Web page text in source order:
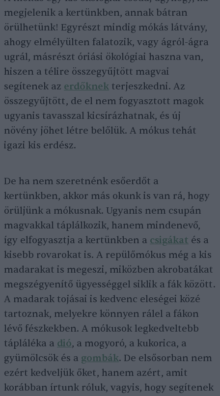
megjelenik a kertünkben, annak bátran
örülhetünk! Egyrészt mindig mókás látvány,
ahogy elmélyülten falatozik, vagy ágról-ágra
ugrál, másrészt óriási ökológiai haszna van,
hiszen a télire összegyűjtött magvai
segítenek az erdőknek terjeszkedni. Az
összegyűjtött, de el nem fogyasztott magok
ugyanis tavasszal kicsírázhatnak, és új
növény jöhet létre belőlük. A mókus tehát
igazi kis erdész.
De ha nem szeretnénk esőerdőt a
kertünkben, akkor más okunk is van rá, hogy
örüljünk a mókusnak. Ugyanis nem csupán
magvakkal táplálkozik, hanem mindenevő,
így elfogyasztja a kertünkben a csigákat és a
kisebb rovarokat is. A repülőmókus még a kis
madarakat is megeszi, miközben akrobatákat
megszégyenítő ügyességgel siklik a fák között.
A madarak tojásai is kedvenc eleségei közé
tartoznak, melyekre könnyen rálel a fákon
lévő fészkekben. A mókusok legkedveltebb
tápláléka a dió, a mogyoró, a kukorica, a
gyümölcsök és a gombák. De elsősorban nem
ezért kedveljük őket, hanem azért, amit
korábban írtunk róluk, vagyis, hogy segítenek